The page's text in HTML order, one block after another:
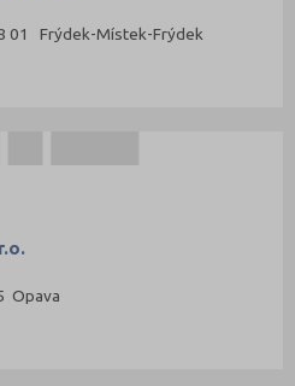
01 Frýdek-Místek-Frýdek
Opava